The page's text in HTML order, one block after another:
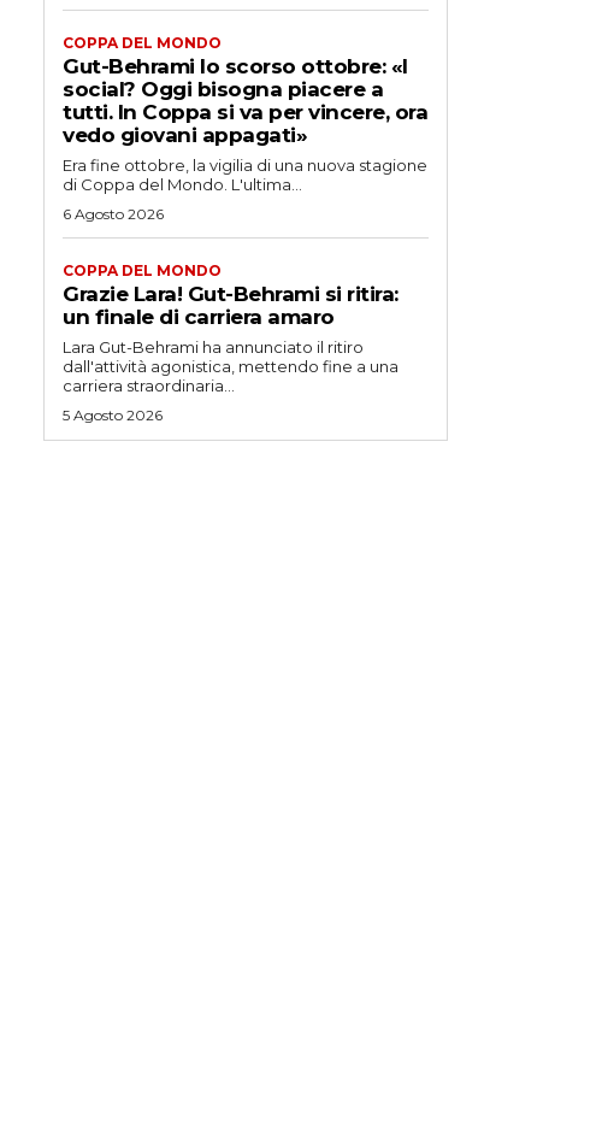
COPPA DEL MONDO
Gut-Behrami lo scorso ottobre: «I
social? Oggi bisogna piacere a
tutti. In Coppa si va per vincere, ora
vedo giovani appagati»
Era fine ottobre, la vigilia di una nuova stagione
di Coppa del Mondo. L'ultima...
6 Agosto 2026
COPPA DEL MONDO
Grazie Lara! Gut-Behrami si ritira:
un finale di carriera amaro
Lara Gut-Behrami ha annunciato il ritiro
dall'attività agonistica, mettendo fine a una
carriera straordinaria...
5 Agosto 2026